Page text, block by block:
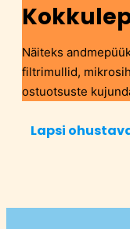
Näiteks
filtrimullid,
ostuotsuste
Lapsi